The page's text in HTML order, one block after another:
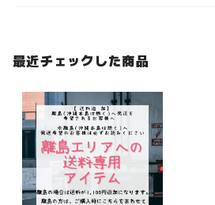
最近チェックした商品